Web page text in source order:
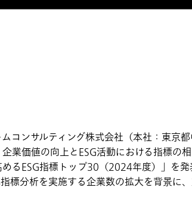
コンサルティング株式会社（本社：東京
業価値の向上とESG活動における指標の
るESG指標トップ30（2024年度）」を
指標分析を実施する企業数の拡大を背景に